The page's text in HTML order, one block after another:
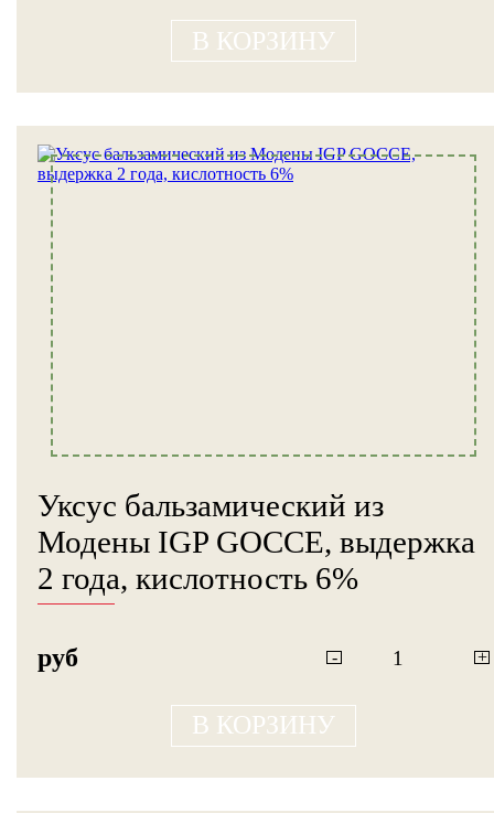
В КОРЗИНУ
Уксус бальзамический из
Модены IGP GOCCE, выдержка
2 года, кислотность 6%
руб - +
В КОРЗИНУ